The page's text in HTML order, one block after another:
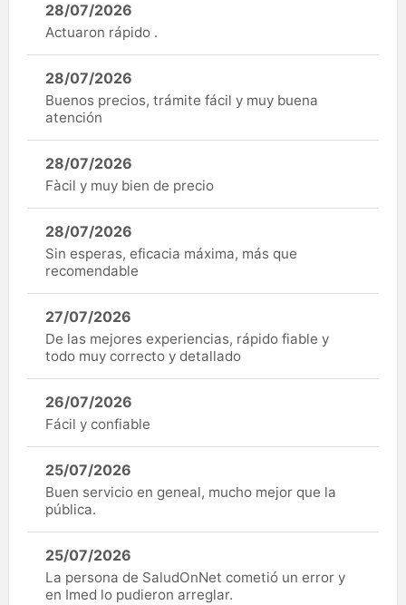
28/07/2026
Actuaron rápido .
28/07/2026
Buenos precios, trámite fácil y muy buena
atención
28/07/2026
Fàcil y muy bien de precio
28/07/2026
Sin esperas, eficacia máxima, más que
recomendable
27/07/2026
De las mejores experiencias, rápido fiable y
todo muy correcto y detallado
26/07/2026
Fácil y confiable
25/07/2026
Buen servicio en geneal, mucho mejor que la
pública.
25/07/2026
La persona de SaludOnNet cometió un error y
en Imed lo pudieron arreglar.